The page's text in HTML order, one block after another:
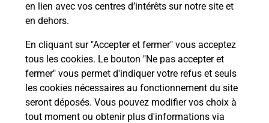
en lien avec vos centres d’intérêts sur notre site et
en dehors.
En cliquant sur "Accepter et fermer" vous acceptez
tous les cookies. Le bouton "Ne pas accepter et
fermer" vous permet d'indiquer votre refus et seuls
les cookies nécessaires au fonctionnement du site
seront déposés. Vous pouvez modifier vos choix à
tout moment ou obtenir plus d'informations via
Qu'est-ce que France Services ?
En Savoir Plus sur ANGLURE